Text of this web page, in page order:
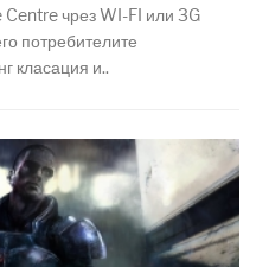
Centre чрез WI-FI или 3G
потребителите
класация и..